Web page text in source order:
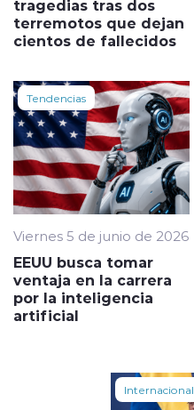
tragedias tras dos
terremotos que dejan
cientos de fallecidos
Tendencias
Viernes 5 de junio de 2026
EEUU busca tomar
ventaja en la carrera
por la inteligencia
artificial
Internacional